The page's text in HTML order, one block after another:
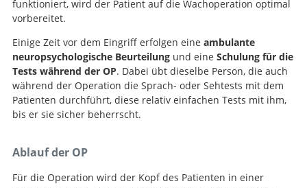
funktioniert, wird der Patient auf die Wachoperation optimal
vorbereitet.
Einige Zeit vor dem Eingriff erfolgen eine ambulante
neuropsychologische Beurteilungund eine Schulung für die
Tests während der OP. Dabei übt dieselbe Person, die auch
während der Operation die Sprach- oder Sehtests mit dem
Patienten durchführt, diese relativ einfachen Tests mit ihm,
bis er sie sicher beherrscht.
Ablauf der OP
Für die Operation wird der Kopf des Patienten in einer